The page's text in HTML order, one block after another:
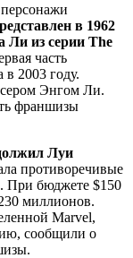
в 1962
Ли из серии The
часть
2003 году.
Энгом Ли.
франшизы
Луи
противоречивые
При бюджете $150
миллионов.
Marvel,
сообщили о